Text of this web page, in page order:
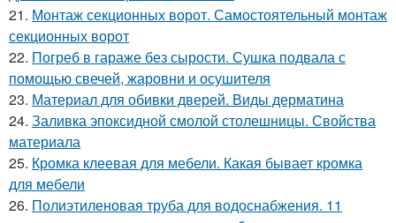
21. Монтаж секционных ворот. Самостоятельный монтаж
секционных ворот
22. Погреб в гараже без сырости. Сушка подвала с
помощью свечей, жаровни и осушителя
23. Материал для обивки дверей. Виды дерматина
24. Заливка эпоксидной смолой столешницы. Свойства
материала
25. Кромка клеевая для мебели. Какая бывает кромка
для мебели
26. Полиэтиленовая труба для водоснабжения. 11